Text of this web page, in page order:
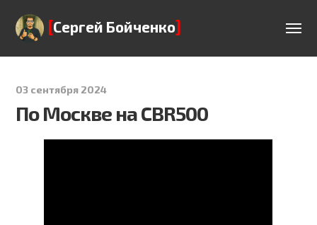
[Сергей Бойченко]
03 сентября 2024
По Москве на CBR500